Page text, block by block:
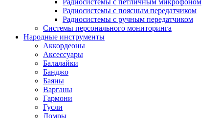
Радиосистемы с петличным микрофоном
Радиосистемы с поясным передатчиком
Радиосистемы с ручным передатчиком
Системы персонального мониторинга
Народные инструменты
Аккордеоны
Аксессуары
Балалайки
Банджо
Баяны
Варганы
Гармони
Гусли
Домры